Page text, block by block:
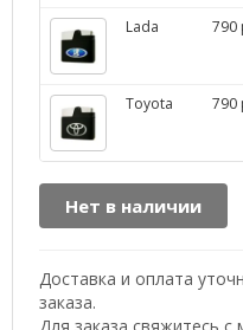
Lada 790
Toyota 790
Нет в наличии
Доставка и оплата
заказа.